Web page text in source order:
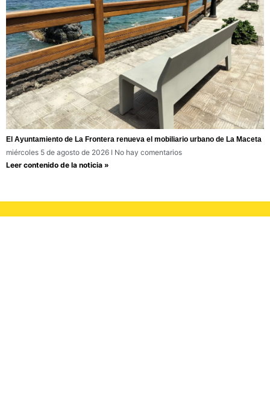
El Ayuntamiento de La Frontera renueva el mobiliario urbano de La Maceta
miércoles 5 de agosto de 2026
No hay comentarios
Leer contenido de la noticia »